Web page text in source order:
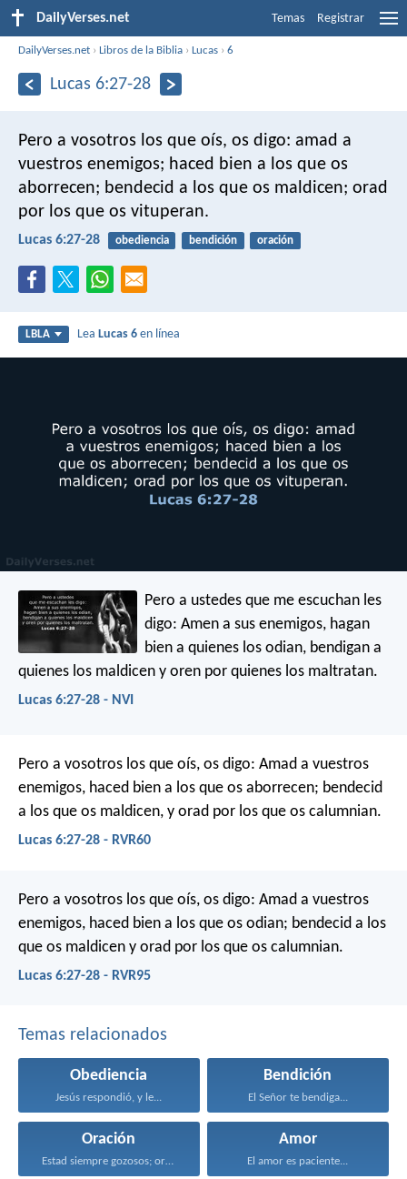
DailyVerses.net Temas Registrar
DailyVerses.net ›Libros de la Biblia ›Lucas ›6
Lucas 6:27-28
Pero a vosotros los que oís, os digo: amad a
vuestros enemigos; haced bien a los que os
aborrecen; bendecid a los que os maldicen; orad
por los que os vituperan.
Lucas 6:27-28 obediencia bendición oración
LBLA LeaLucas 6 en línea
Pero a ustedes que me escuchan les
digo: Amen a sus enemigos, hagan
bien a quienes los odian, bendigan a
quienes los maldicen y oren por quienes los maltratan.
Lucas 6:27-28 - NVI
Pero a vosotros los que oís, os digo: Amad a vuestros
enemigos, haced bien a los que os aborrecen; bendecid
a los que os maldicen, y orad por los que os calumnian.
Lucas 6:27-28 - RVR60
Pero a vosotros los que oís, os digo: Amad a vuestros
enemigos, haced bien a los que os odian; bendecid a los
que os maldicen y orad por los que os calumnian.
Lucas 6:27-28 - RVR95
Temas relacionados
Obediencia
Jesús respondió, y le...
Bendición
El Señor te bendiga...
Oración
Estad siempre gozosos; orad...
Amor
El amor es paciente...